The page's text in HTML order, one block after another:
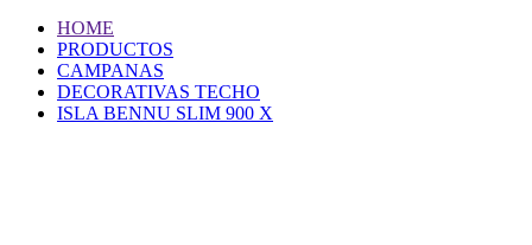
HOME
PRODUCTOS
CAMPANAS
DECORATIVAS TECHO
ISLA BENNU SLIM 900 X